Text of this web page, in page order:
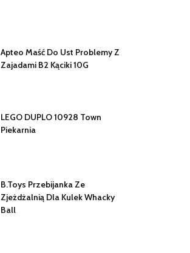
Apteo Maść Do Ust Problemy Z
Zajadami B2 Kąciki 10G
LEGO DUPLO 10928 Town
Piekarnia
B.Toys Przebijanka Ze
Zjeżdżalnią Dla Kulek Whacky
Ball